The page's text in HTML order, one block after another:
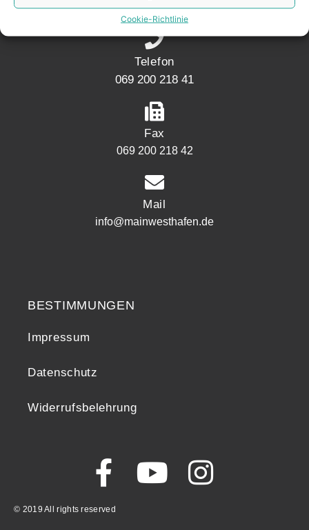
Cookie-Richtlinie
60327 Frankfurt
Telefon
069 200 218 41
Fax
069 200 218 42
Mail
info@mainwesthafen.de
BESTIMMUNGEN
Impressum
Datenschutz
Widerrufsbelehrung
© 2019 All rights reserved